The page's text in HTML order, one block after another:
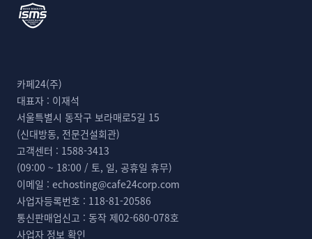
카페24(주)
대표자 : 이재석
서울특별시 동작구 보라매로5길 15
(신대방동, 전문건설회관)
고객센터 : 1588-3413
(09:00 ~ 18:00 / 토, 일, 공휴일 휴무)
이메일 : echosting@cafe24corp.com
사업자등록번호 : 118-81-20586
통신판매업신고 : 동작 제02-680-078호
사업자 정보 확인